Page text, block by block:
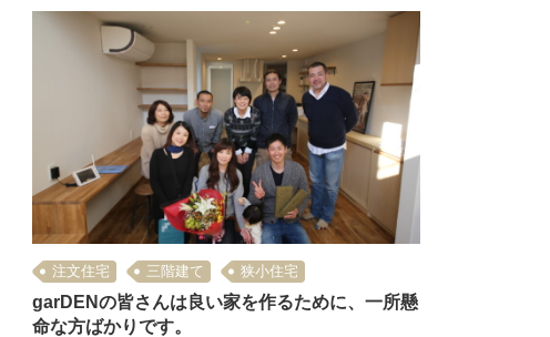
注文住宅 三階建て 狭小住宅
garDENの皆さんは良い家を作るために、一所懸
命な方ばかりです。